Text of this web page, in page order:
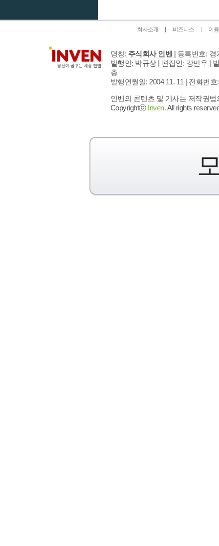
회사소개 비즈니스 이
명칭: 주식회사 인벤 | 등록번호: 경
발행인: 박규상 | 편집인: 강민우 |
층
발행연월일: 2004 11. 11 | 전화번호
인벤의 콘텐츠 및 기사는 저작권
Copyrightⓒ Inven.All rights